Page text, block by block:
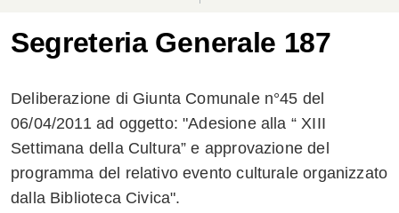
Condividi
network
Condividi
Facebook
su
Twitter
Condividi
su
Facebook
Condividi
Segreteria Generale 187
Deliberazione di Giunta Comunale n°45 del
06/04/2011 ad oggetto: "Adesione alla “ XIII
Settimana della Cultura” e approvazione del
programma del relativo evento culturale organizzato
dalla Biblioteca Civica".